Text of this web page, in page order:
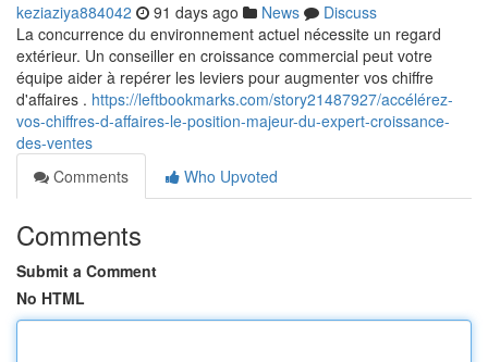
keziaziya884042 91 days ago News
Discuss
La concurrence du environnement actuel nécessite un regard
extérieur. Un conseiller en croissance commercial peut votre
équipe aider à repérer les leviers pour augmenter vos chiffre
d'affaires . https://leftbookmarks.com/story21487927/accélérez-
vos-chiffres-d-affaires-le-position-majeur-du-expert-croissance-
des-ventes
Comments
Who Upvoted
Comments
Submit a Comment
No HTML